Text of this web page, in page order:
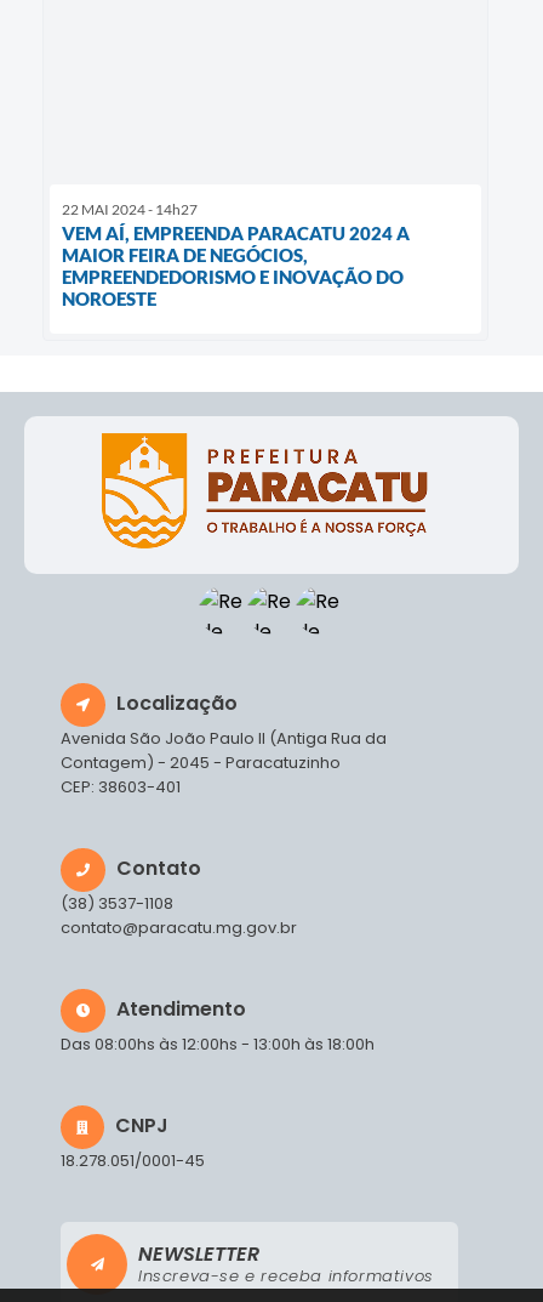
22 MAI 2024 - 14h27
VEM AÍ, EMPREENDA PARACATU 2024 A
MAIOR FEIRA DE NEGÓCIOS,
EMPREENDEDORISMO E INOVAÇÃO DO
NOROESTE
Localização
Avenida São João Paulo II (Antiga Rua da
Contagem) - 2045 - Paracatuzinho
CEP: 38603-401
Contato
(38) 3537-1108
contato@paracatu.mg.gov.br
Atendimento
Das 08:00hs às 12:00hs - 13:00h às 18:00h
CNPJ
18.278.051/0001-45
NEWSLETTER
Inscreva-se e receba informativos